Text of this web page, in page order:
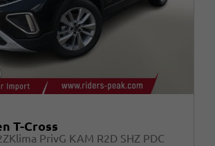
T-Cross
PrivG KAM R2D SHZ PDC